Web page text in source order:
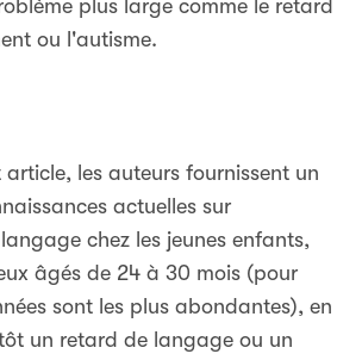
plus large comme le retard
ou l'autisme.
article, les auteurs fournissent un
actuelles sur
chez les jeunes enfants,
âgés de 24 à 30 mois (pour
sont les plus abondantes), en
un retard de langage ou un